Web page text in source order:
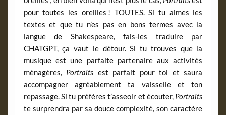
pour toutes les oreilles ! TOUTES. Si tu aimes les
textes et que tu n’es pas en bons termes avec la
langue de Shakespeare, fais-les traduire par
CHATGPT, ça vaut le détour. Si tu trouves que la
musique est une parfaite partenaire aux activités
ménagères, Portraits est parfait pour toi et saura
accompagner agréablement ta vaisselle et ton
repassage. Si tu préfères t’asseoir et écouter, Portraits
te surprendra par sa douce complexité, son caractère